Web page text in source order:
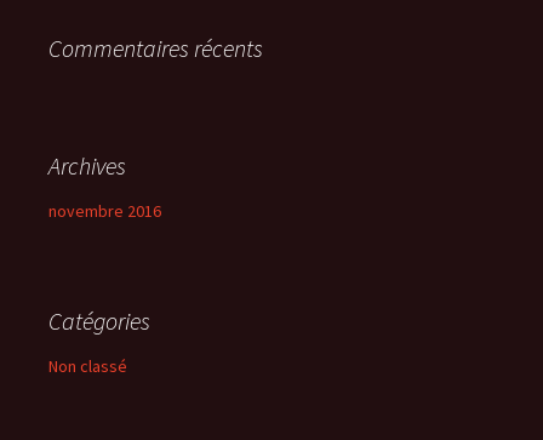
:Commentaires récents
Archives
novembre 2016
Catégories
Non classé